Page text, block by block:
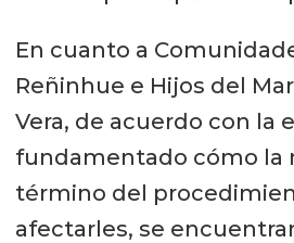
En cuanto a
Reñinhue e Hijos del
Vera, de acuerdo con la
fundamentado cómo la
término del
afectarles, se